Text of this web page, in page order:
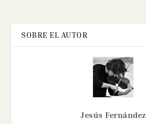
SOBRE EL AUTOR
Jesús Fernández